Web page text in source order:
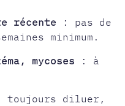
récente : pas de
minimum.
mycoses : à
toujours diluer,